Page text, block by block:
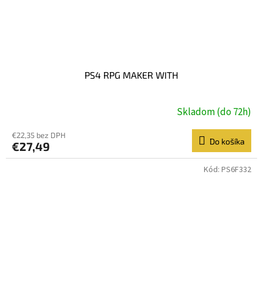
PS4 RPG MAKER WITH
Skladom (do 72h)
€22,35 bez DPH
€27,49 Do košíka
Kód: PS6F332